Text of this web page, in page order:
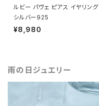
ルビー パヴェ ピアス イヤリング
シルバー925
¥8,980
雨の日ジュエリー